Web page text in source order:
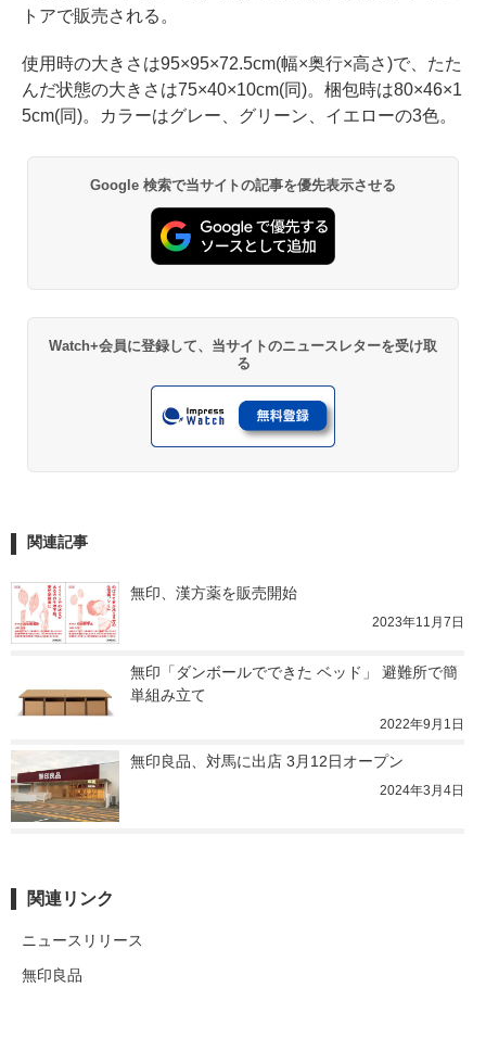
トアで販売される。
使用時の大きさは95×95×72.5cm(幅×奥行×高さ)で、たた
んだ状態の大きさは75×40×10cm(同)。梱包時は80×46×1
5cm(同)。カラーはグレー、グリーン、イエローの3色。
Google 検索で当サイトの記事を優先表示させる
Watch+会員に登録して、当サイトのニュースレターを受け取
る
関連記事
無印、漢方薬を販売開始
2023年11月7日
無印「ダンボールでできた ベッド」 避難所で簡
単組み立て
2022年9月1日
無印良品、対馬に出店 3月12日オープン
2024年3月4日
関連リンク
ニュースリリース
無印良品